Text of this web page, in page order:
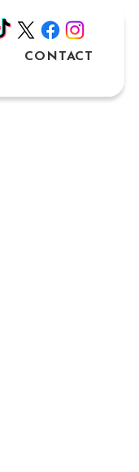
CONTACT